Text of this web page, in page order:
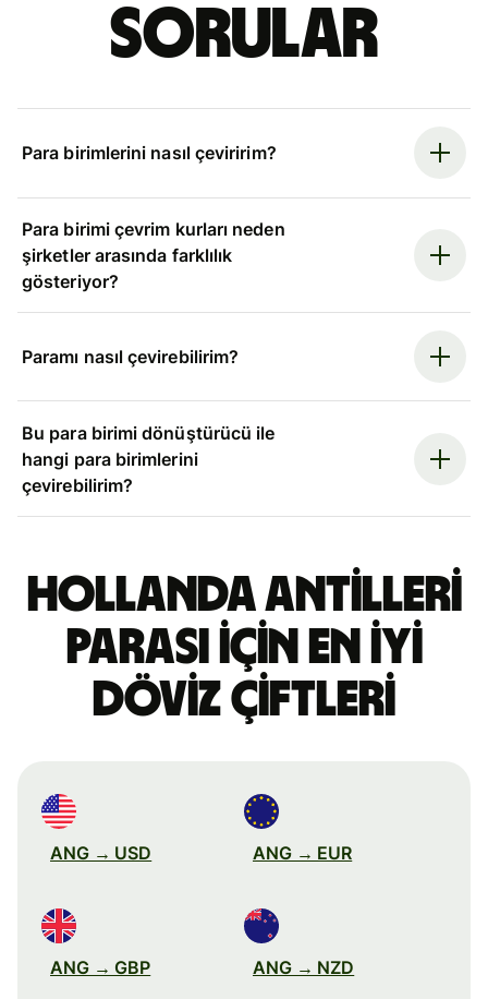
sorular
Para birimlerini nasıl çeviririm?
Para birimi çevrim kurları neden
şirketler arasında farklılık
gösteriyor?
Paramı nasıl çevirebilirim?
Bu para birimi dönüştürücü ile
hangi para birimlerini
çevirebilirim?
Hollanda Antilleri
parası için en iyi
döviz çiftleri
ANG → USD ANG → EUR
ANG → GBP ANG → NZD